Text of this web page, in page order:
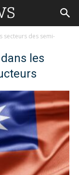
secteurs des semi-
les